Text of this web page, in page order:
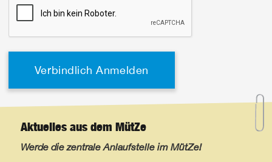
Aktuelles aus dem MütZe
Werde die zentrale Anlaufstelle im MütZe!